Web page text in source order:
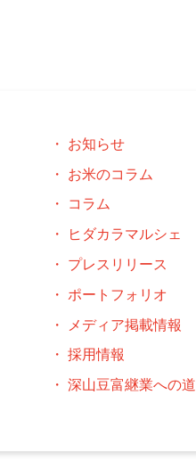
お知らせ
お米のコラム
コラム
ヒダカラマルシェ
プレスリリース
ポートフォリオ
メディア掲載情報
採用情報
深山豆富継業への道